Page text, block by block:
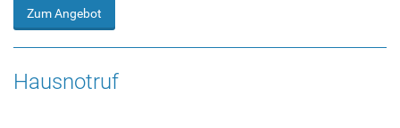
Zum Angebot
Hausnotruf